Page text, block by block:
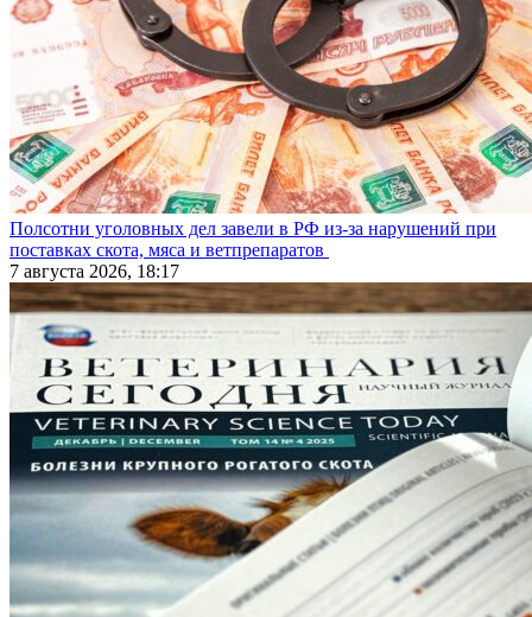
Полсотни уголовных дел завели в РФ из-за нарушений при
поставках скота, мяса и ветпрепаратов
7 августа 2026, 18:17